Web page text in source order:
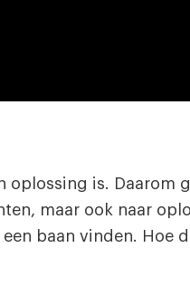
oplossing is. Daarom
maar ook naar
baan vinden. Hoe